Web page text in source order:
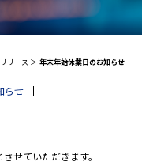
リース 年末年始休業日のお知らせ
らせ
せていただきます。